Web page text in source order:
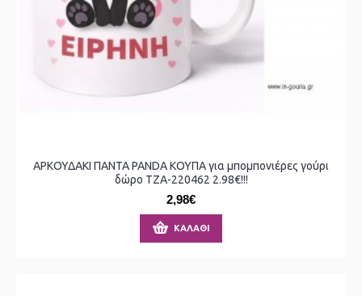
ΑΡΚΟΥΔΑΚΙ ΠΑΝΤΑ PANDA ΚΟΥΠΑ για μπομπονιέρες γούρι
δώρο ΤΖΑ-220462 2.98€!!!
2,98€
ΚΑΛΆΘΙ